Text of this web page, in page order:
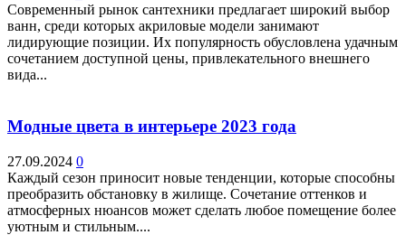
Современный рынок сантехники предлагает широкий выбор
ванн, среди которых акриловые модели занимают
лидирующие позиции. Их популярность обусловлена удачным
сочетанием доступной цены, привлекательного внешнего
вида...
Модные цвета в интерьере 2023 года
27.09.2024 0
Каждый сезон приносит новые тенденции, которые способны
преобразить обстановку в жилище. Сочетание оттенков и
атмосферных нюансов может сделать любое помещение более
уютным и стильным....